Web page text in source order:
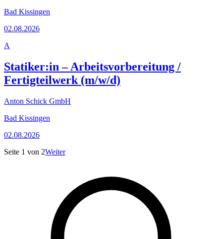
Bad Kissingen
02.08.2026
A
Statiker:in – Arbeitsvorbereitung /
Fertigteilwerk (m/w/d)
Anton Schick GmbH
Bad Kissingen
02.08.2026
Seite 1 von 2Weiter